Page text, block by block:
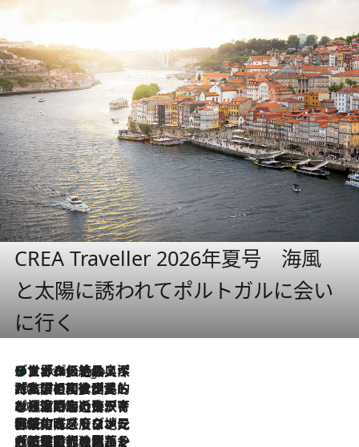
CREA Traveller 2026年夏号 海風
と太陽に誘われてポルトガルに会い
に行く
9 Hours Ago
リスボンの絶品スイーツ「パステル・デ・ナタ」とは？ポルトガル伝統の奥深い世界へ
2026.7.27
「私の祖国はポルトガル語です」国民的詩人フェルナンド・ペソアと、彼が愛した文学の街を歩く
2026.7.26
ポルトガル近海が育む極上の海の幸。キリリと冷えた白ワインと愉しむ、シーフード専門店の贅沢
2026.7.22
伝統の味をモダンに昇華。高感度な地元客が集う、リスボンの最旬ガストロノミー
2026.7.21
大航海時代の栄華から、震災、独裁、そして革命へ。ポルトガル・首都リスボンの石畳に刻まれた「歴史の光と影」